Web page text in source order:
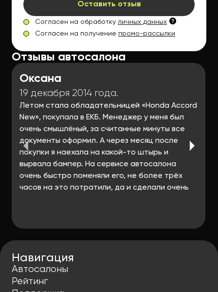
Оставить отзыв
Согласен на обработку личных данных
Согласен на получение промо-рассылки
Отзывы автосалона
Оксана
19 декабря 2014 года.
Летом стала обладательницей «Honda Accord
New», покупала в ЕКБ. Менеджер у меня был
очень смышлёный, за считанные минуты все
документы оформил. А через месяц после
покупки я наехала на какой-то штырь и
вырвала бампер. На сервисе автосалона
очень быстро поменяли его, не более трёх
часов на это потратили, да и сделали очень
Навигация
Автосалоны
Рейтинг